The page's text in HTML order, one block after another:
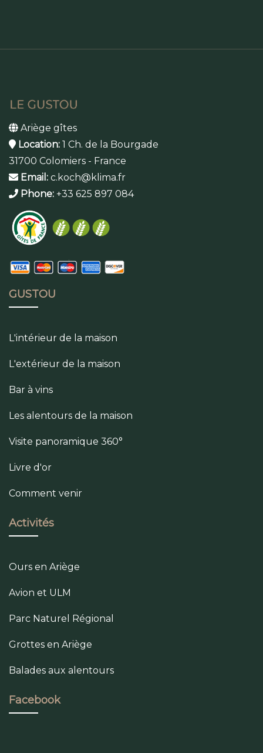
Ariège gîtes
Location: 1 Ch. de la Bourgade
31700 Colomiers - France
Email: c.koch@klima.fr
Phone: +33 625 897 084
GUSTOU
L'intérieur de la maison
L'extérieur de la maison
Bar à vins
Les alentours de la maison
Visite panoramique 360°
Livre d'or
Comment venir
Activités
Ours en Ariège
Avion et ULM
Parc Naturel Régional
Grottes en Ariège
Balades aux alentours
Facebook